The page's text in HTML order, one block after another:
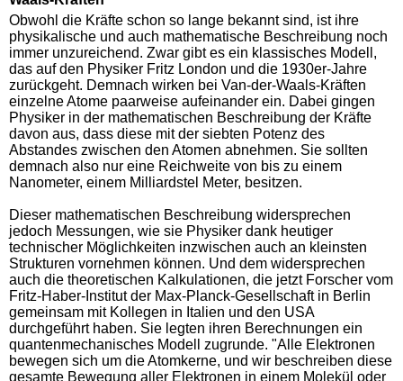
Obwohl die Kräfte schon so lange bekannt sind, ist ihre
physikalische und auch mathematische Beschreibung noch
immer unzureichend. Zwar gibt es ein klassisches Modell,
das auf den Physiker Fritz London und die 1930er-Jahre
zurückgeht. Demnach wirken bei Van-der-Waals-Kräften
einzelne Atome paarweise aufeinander ein. Dabei gingen
Physiker in der mathematischen Beschreibung der Kräfte
davon aus, dass diese mit der siebten Potenz des
Abstandes zwischen den Atomen abnehmen. Sie sollten
demnach also nur eine Reichweite von bis zu einem
Nanometer, einem Milliardstel Meter, besitzen.
Dieser mathematischen Beschreibung widersprechen
jedoch Messungen, wie sie Physiker dank heutiger
technischer Möglichkeiten inzwischen auch an kleinsten
Strukturen vornehmen können. Und dem widersprechen
auch die theoretischen Kalkulationen, die jetzt Forscher vom
Fritz-Haber-Institut der Max-Planck-Gesellschaft in Berlin
gemeinsam mit Kollegen in Italien und den USA
durchgeführt haben. Sie legten ihren Berechnungen ein
quantenmechanisches Modell zugrunde. "Alle Elektronen
bewegen sich um die Atomkerne, und wir beschreiben diese
gesamte Bewegung aller Elektronen in einem Molekül oder